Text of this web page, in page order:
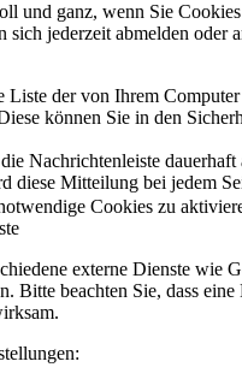
und ganz, wenn Sie
sich jederzeit abmelden oder
Liste der von Ihrem
können Sie in den
Nachrichtenleiste
diese Mitteilung bei jedem
Cookies zu
externe Dienste wie
Bitte beachten Sie, dass